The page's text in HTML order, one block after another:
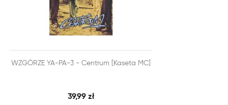
DODAJ DO KOSZYKA SZYBKI PODGLĄD
WZGÓRZE YA-PA-3 - Centrum [Kaseta MC]
39,99 zł